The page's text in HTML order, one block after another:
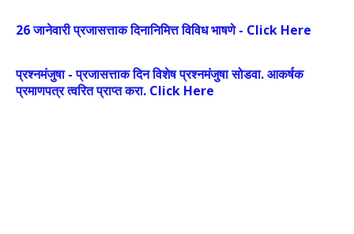
26 जानेवारी प्रजासत्ताक दिनानिमित्त विविध भाषणे - Click Here
प्रश्नमंजुषा - प्रजासत्ताक दिन विशेष प्रश्नमंजुषा सोडवा. आकर्षक
प्रमाणपत्र त्वरित प्राप्त करा. Click Here